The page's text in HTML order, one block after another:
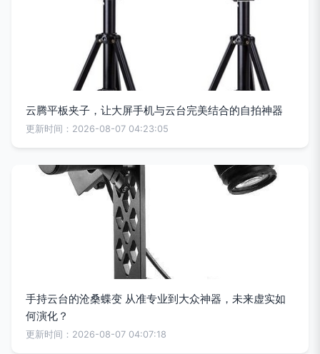
云腾平板夹子，让大屏手机与云台完美结合的自拍神器
更新时间：2026-08-07 04:23:05
手持云台的沧桑蝶变 从准专业到大众神器，未来虚实如
何演化？
更新时间：2026-08-07 04:07:18